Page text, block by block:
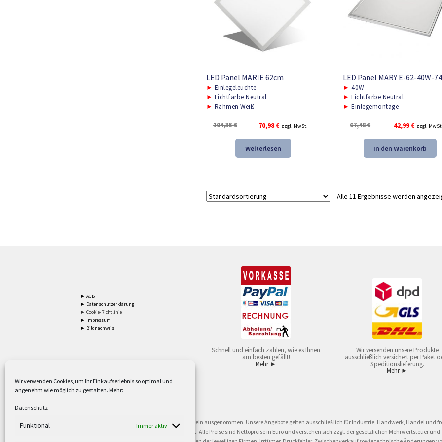
Wir verwenden Cookies, um Ihr Einkaufserlebnis so optimal und
angenehm wie möglich zu gestalten. Mehr:
Datenschutz-
Funktional Immer aktiv
LED Panel MARIE 62cm
► Einlegeleuchte
► Lichtfarbe Neutral
► Rahmen Weiß
104,35€
Ursprünglicher
war:
104,35 €
70,98€Aktueller
ist:
70,98 €.
zzgl. MwSt.
Weiterlesen
LED Panel MARY E-62-40W-
► 40W
► Lichtfarbe Neutral
► Einlegemontage
67,48€
Ursprünglicher
war:
67,48 €
42,99€Aktueller
ist:
42,99 €.
zzgl. MwSt.
In den Warenkorb
Alle 11 Ergebnisse werden
► AGB
► Datenschutzerklärung
► Cookie-Richtlinie
► Impressum
► Bildnachweis
Schnell und einfach zahlen, wie es Ihnen
am besten gefällt!
Mehr ►
Wir versenden unsere Produkte
ausschließlich versichert per Paket
Speditionslieferung.
Mehr ►
Versandkostenfrei ab 59,90 € Nettowarenwert. Inseln ausgenommen. Unsere Angebote gelten ausschließlich für Industrie, Handwerk, Handel und
oder gewerblichen Tätigkeit. Kein Verkauf an privat. Alle Preise sind Nettopreise in Euro und verstehen sich zzgl. der gesetzlichen Mehrwertsteuer